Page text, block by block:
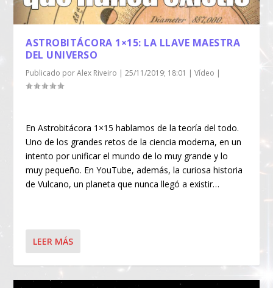
ASTROBITÁCORA 1×15: LA LLAVE MAESTRA
DEL UNIVERSO
Publicado porAlex Riveiro |25/11/2019; 18:01 |Vídeo |
En Astrobitácora 1×15 hablamos de la teoría del todo.
Uno de los grandes retos de la ciencia moderna, en un
intento por unificar el mundo de lo muy grande y lo
muy pequeño. En YouTube, además, la curiosa historia
de Vulcano, un planeta que nunca llegó a existir…
LEER MÁS